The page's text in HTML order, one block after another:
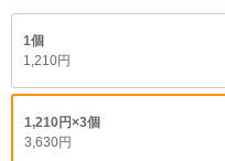
1個
1,210円
1,210円×3個
3,630円